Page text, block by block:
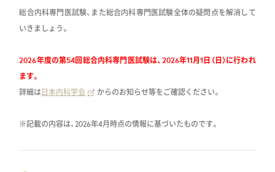
総合内科専門医試験、また総合内科専門医試験全体の疑問点を解消して
いきましょう。
2026年度の第54回総合内科専門医試験は、2026年11月1日（日）に行われ
ます。
詳細は日本内科学会 からのお知らせ等をご確認ください。
※記載の内容は、2026年4月時点の情報に基づいたものです。